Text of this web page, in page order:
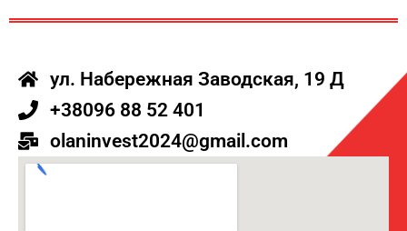
ул. Набережная Заводская, 19 Д
+38096 88 52 401
olaninvest2024@gmail.com